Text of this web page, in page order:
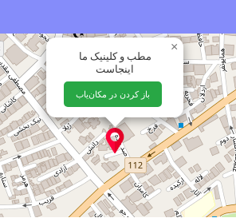
مطب و کلینیک ما
اینجاست
باز کردن در مکان‌یاب
×